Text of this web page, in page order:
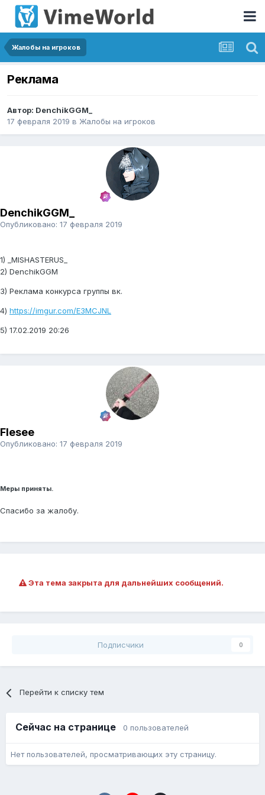
Жалобы на игроков
Реклама
Автор: DenchikGGM_
17 февраля 2019 в Жалобы на игроков
DenchikGGM_
Опубликовано: 17 февраля 2019
1) _MISHASTERUS_
2) DenchikGGM
3) Реклама конкурса группы вк.
4) https://imgur.com/E3MCJNL
5) 17.02.2019 20:26
Flesee
Опубликовано: 17 февраля 2019
Меры приняты.
Спасибо за жалобу.
Эта тема закрыта для дальнейших сообщений.
Подписчики 0
Перейти к списку тем
Сейчас на странице 0 пользователей
Нет пользователей, просматривающих эту страницу.